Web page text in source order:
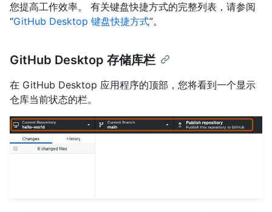
您提高工作效率。 有关键盘快捷方式的完整列表，请参阅
“GitHub Desktop 键盘快捷方式”。
GitHub Desktop 存储库栏
在 GitHub Desktop 应用程序的顶部，您将看到一个显示
仓库当前状态的栏。